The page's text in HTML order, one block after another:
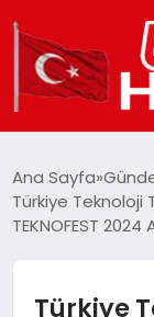
DÜNYA
Ana Sayfa
Türkiye Teknoloji
TEKNOFEST
Türkiye